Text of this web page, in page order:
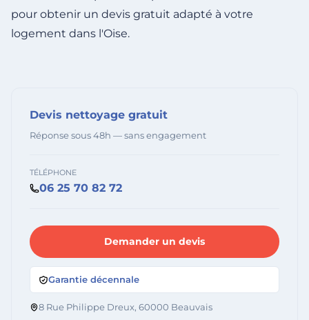
pour obtenir un devis gratuit adapté à votre
logement dans l'Oise.
Devis nettoyage gratuit
Réponse sous 48h — sans engagement
TÉLÉPHONE
06 25 70 82 72
Demander un devis
Garantie décennale
8 Rue Philippe Dreux, 60000 Beauvais